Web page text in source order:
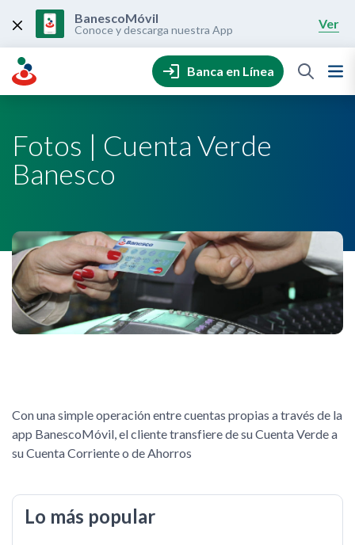
content
BanescoMóvil
Conoce y descarga nuestra App Ver
Banca en Línea
Fotos | Cuenta Verde
Banesco
Con una simple operación entre cuentas propias a través de la
app BanescoMóvil, el cliente transfiere de su Cuenta Verde a
su Cuenta Corriente o de Ahorros
Lo más popular